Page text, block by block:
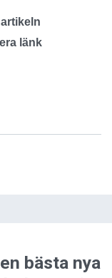
artikeln
länk
bästa nya